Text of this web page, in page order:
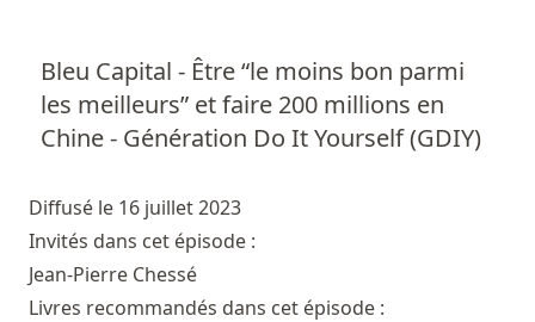
Bleu Capital - Être “le moins bon parmi
les meilleurs” et faire 200 millions en
Chine - Génération Do It Yourself (GDIY)
Diffusé le 16 juillet 2023
Invités dans cet épisode :
Jean-Pierre Chessé
Livres recommandés dans cet épisode :
Personnes
Livres les plus recommandés
Prix littéraires